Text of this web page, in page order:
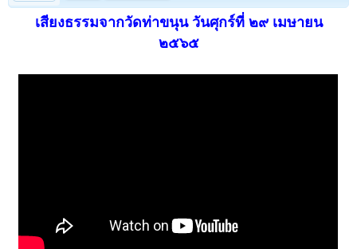
เสียงธรรมจากวัดท่าขนุน วันศุกร์ที่ ๒๙ เมษายน
๒๕๖๕